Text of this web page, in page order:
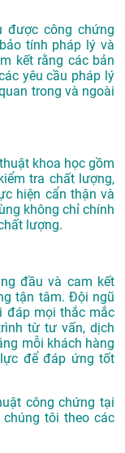
được công chứng
tính pháp lý và
kết rằng các bản
yêu cầu pháp lý
trong và ngoài
khoa học gồm
tra chất lượng,
hiện cẩn thận và
không chỉ chính
lượng.
đầu và cam kết
tận tâm. Đội ngũ
đáp mọi thắc mắc
từ tư vấn, dịch
mỗi khách hàng
để đáp ứng tốt
công chứng tại
tôi theo các